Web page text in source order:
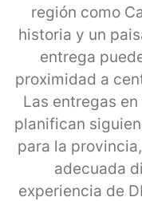
región como
historia y un
entrega
proximidad a
Las entregas
planifican
para la
adecuada
experiencia de